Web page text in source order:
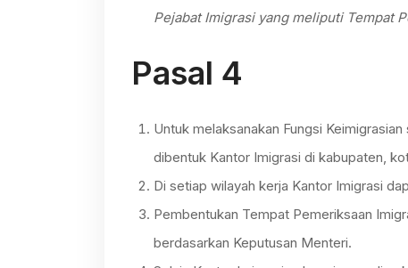
Pejabat Imigrasi yang meliputi Tempat
Pasal 4
Untuk melaksanakan Fungsi
dibentuk Kantor Imigrasi di kabupaten,
Di setiap wilayah kerja Kantor Imigrasi
Pembentukan Tempat Pemeriksaan
berdasarkan Keputusan Menteri.